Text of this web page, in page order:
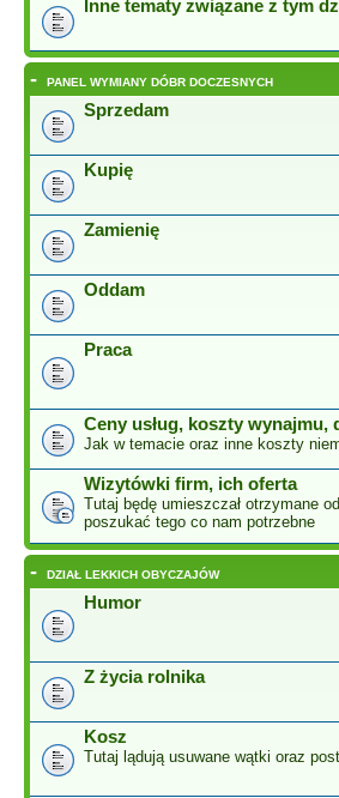
Inne tematy związane z tym
- PANEL WYMIANY DÓBR DOCZESNYCH
Sprzedam
Kupię
Zamienię
Oddam
Praca
Ceny usług, koszty wynajmu,
Jak w temacie oraz inne koszty
Wizytówki firm, ich oferta
Tutaj będę umieszczał otrzymane
poszukać tego co nam potrzebne
- DZIAŁ LEKKICH OBYCZAJÓW
Humor
Z życia rolnika
Kosz
Tutaj lądują usuwane wątki oraz